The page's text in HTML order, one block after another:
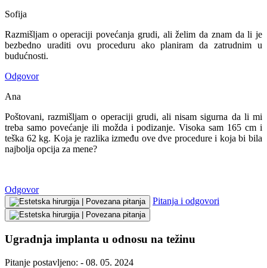
Sofija
Razmišljam o operaciji povećanja grudi, ali želim da znam da li je
bezbedno uraditi ovu proceduru ako planiram da zatrudnim u
budućnosti.
Odgovor
Ana
Poštovani, razmišljam o operaciji grudi, ali nisam sigurna da li mi
treba samo povećanje ili možda i podizanje. Visoka sam 165 cm i
teška 62 kg. Koja je razlika između ove dve procedure i koja bi bila
najbolja opcija za mene?
Odgovor
Pitanja i odgovori
Ugradnja implanta u odnosu na težinu
Pitanje postavljeno: - 08. 05. 2024